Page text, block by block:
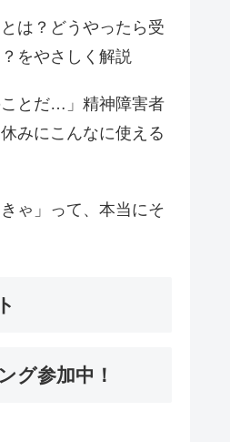
は？どうやったら受
をやさしく解説
ことだ…」精神障害者
みにこんなに使える
ゃ」って、本当にそ
グ参加中！